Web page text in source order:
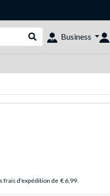
Rechercher dans le shop
Business
frais d'expédition de € 6,99.